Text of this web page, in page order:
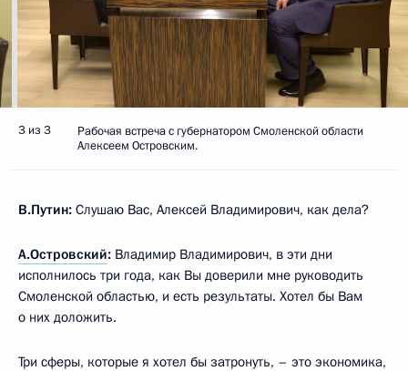
3 из 3
Рабочая встреча с губернатором Смоленской области
Алексеем Островским.
В.Путин: Слушаю Вас, Алексей Владимирович, как дела?
А.Островский: Владимир Владимирович, в эти дни
исполнилось три года, как Вы доверили мне руководить
Смоленской областью, и есть результаты. Хотел бы Вам
о них доложить.
Три сферы, которые я хотел бы затронуть, – это экономика,